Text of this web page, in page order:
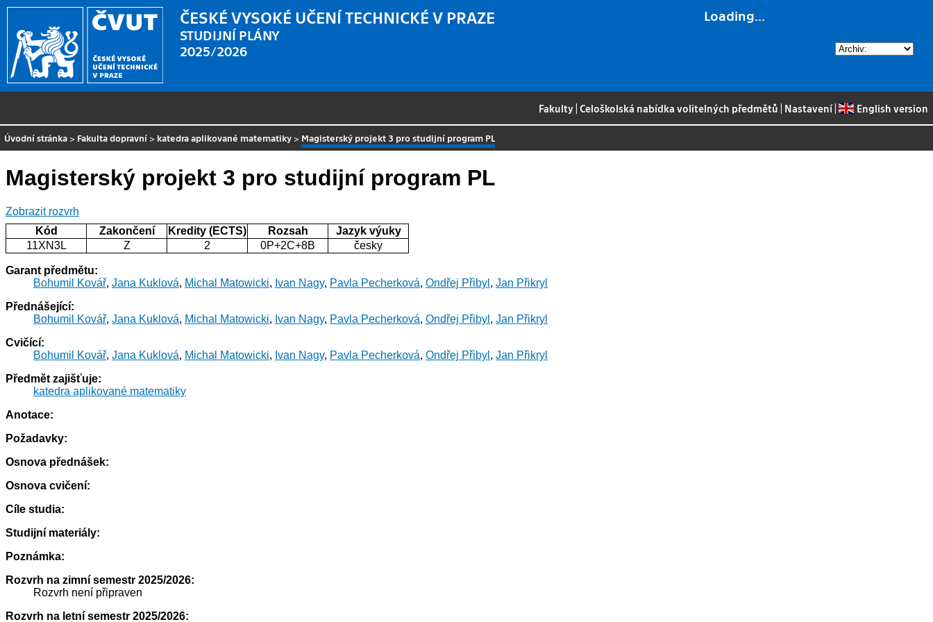
Loading...
ČESKÉ VYSOKÉ UČENÍ TECHNICKÉ V PRAZE
STUDIJNÍ PLÁNY
2025/2026
Fakulty |Celoškolská nabídka volitelných předmětů Nastavení| English version
Úvodní stránka > Fakulta dopravní > katedra aplikované matematiky > Magisterský projekt 3 pro studijní program PL
Magisterský projekt 3 pro studijní program PL
Zobrazit rozvrh
Kód
Zakončení Kredity (ECTS) Rozsah
Jazyk výuky
11XN3L
Z 2 0P+2C+8B česky
Garant předmětu:
Bohumil Kovář, Jana Kuklová, Michal Matowicki, Ivan Nagy, Pavla Pecherková, Ondřej Přibyl , Jan Přikryl
Přednášející:
Bohumil Kovář, Jana Kuklová, Michal Matowicki, Ivan Nagy, Pavla Pecherková, Ondřej Přibyl , Jan Přikryl
Cvičící:
Bohumil Kovář, Jana Kuklová, Michal Matowicki, Ivan Nagy, Pavla Pecherková, Ondřej Přibyl , Jan Přikryl
Předmět zajišťuje:
katedra aplikované matematiky
Anotace:
Požadavky:
Osnova přednášek:
Osnova cvičení:
Cíle studia:
Studijní materiály:
Poznámka:
Rozvrh na zimní semestr 2025/2026:
Rozvrh není připraven
Rozvrh na letní semestr 2025/2026: